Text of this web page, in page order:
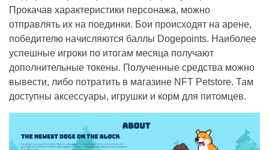
Прокачав характеристики персонажа, можно
отправлять их на поединки. Бои происходят на арене,
победителю начисляются баллы Dogepoints. Наиболее
успешные игроки по итогам месяца получают
дополнительные токены. Полученные средства можно
вывести, либо потратить в магазине NFT Petstore. Там
доступны аксессуары, игрушки и корм для питомцев.